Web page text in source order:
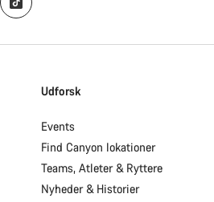
Udforsk
Events
Find Canyon lokationer
Teams, Atleter & Ryttere
Nyheder & Historier